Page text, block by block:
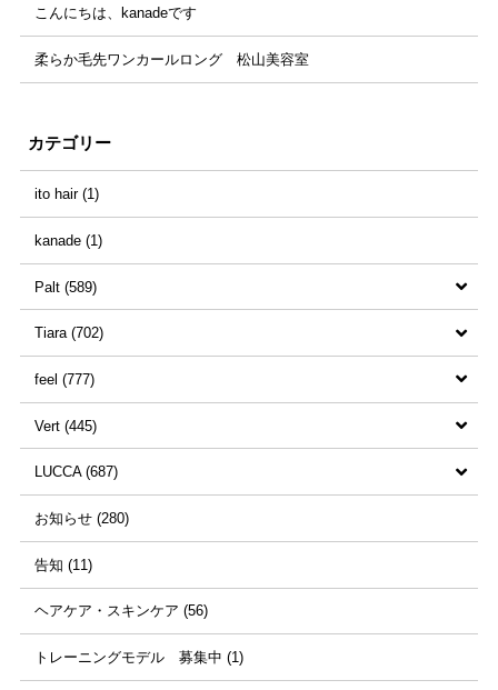
こんにちは、kanadeです
柔らか毛先ワンカールロング 松山美容室
カテゴリー
ito hair (1)
kanade (1)
Palt (589)
すべての記事 (589)
和田優花 (35)
永見仁 (23)
越智雅子 (7)
亀井真介 (16)
田中宏樹 (8)
永見ちぐさ (3)
Tiara (702)
すべての記事 (702)
源智也 (1)
坂本美佐代 (5)
大西紗綾佳 (8)
西本千穂里 (25)
池田彩奈 (19)
芝まり子 (37)
feel (777)
すべての記事 (777)
井上佳映 (3)
高本成規 (22)
中野雄貴 (13)
yuske (3)
田端美殊樹 (15)
Vert (445)
すべての記事 (445)
藤本空知 (1)
藤岡有希子 (1)
小西悠利 (3)
山﨑美希 (20)
LUCCA (687)
すべての記事 (687)
砂川直也 (6)
石川博美 (5)
善家澄怜 (2)
お知らせ (280)
告知 (11)
ヘアケア・スキンケア (56)
トレーニングモデル 募集中 (1)